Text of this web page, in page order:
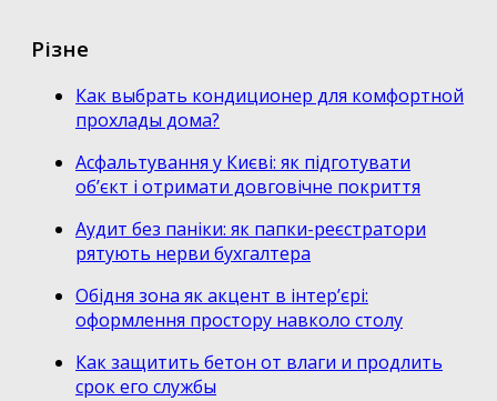
Різне
Как выбрать кондиционер для комфортной
прохлады дома?
Асфальтування у Києві: як підготувати
об’єкт і отримати довговічне покриття
Аудит без паніки: як папки-реєстратори
рятують нерви бухгалтера
Обідня зона як акцент в інтер’єрі:
оформлення простору навколо столу
Как защитить бетон от влаги и продлить
срок его службы